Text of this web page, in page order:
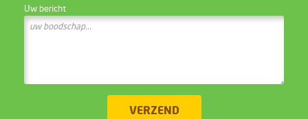
Uw bericht
VERZEND